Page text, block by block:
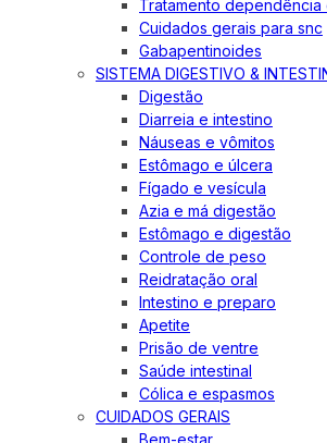
Tratamento dependência
Cuidados gerais para snc
Gabapentinoides
SISTEMA DIGESTIVO &
Digestão
Diarreia e intestino
Náuseas e vômitos
Estômago e úlcera
Fígado e vesícula
Azia e má digestão
Estômago e digestão
Controle de peso
Reidratação oral
Intestino e preparo
Apetite
Prisão de ventre
Saúde intestinal
Cólica e espasmos
CUIDADOS GERAIS
Bem-estar